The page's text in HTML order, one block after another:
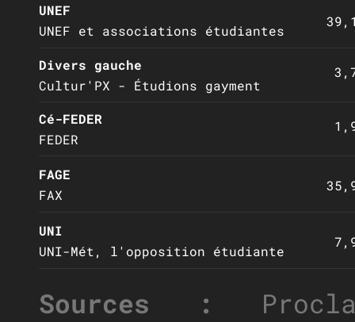
UNEF
UNEF et associations étudiantes
Divers gauche
Cultur'PX - Étudions gayment
Cé-FEDER
FEDER
FAGE
FAX
UNI
UNI-Mét, l'opposition étudiante
Sources :